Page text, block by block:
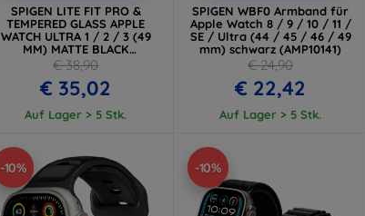
SPIGEN LITE FIT PRO &
TEMPERED GLASS APPLE
WATCH ULTRA 1 / 2 / 3 (49
MM) MATTE BLACK
(ACS11415)
€ 38,90
€ 35,02
Auf Lager > 5 Stk.
SPIGEN WBF0 Armband für
Apple Watch 8 / 9 / 10 / 11 /
SE / Ultra (44 / 45 / 46 / 49
mm) schwarz (AMP10141)
€ 24,90
€ 22,42
Auf Lager > 5 Stk.
-10% -10%